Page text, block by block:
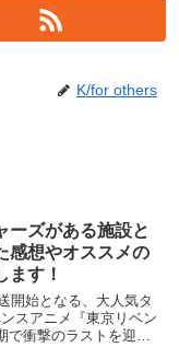
K/for others
ーズがある施設と
感想やオススメの
ます！
開始となる、大人気タ
スアニメ『東京リベン
で衝撃のラストを迎え